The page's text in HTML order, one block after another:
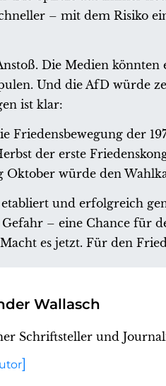
– mit dem Risiko
Die Medien
Und die AfD würde
ist klar:
Friedensbewegung der
der erste
Oktober würde den
und erfolgreich
– eine Chance für
es jetzt. Für den
Wallasch
Schriftsteller und